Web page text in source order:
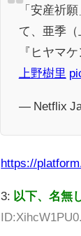
「安産祈
て、亜季
『ヒヤマ
上野樹里
— Netflix
https://
3: 以下、名無